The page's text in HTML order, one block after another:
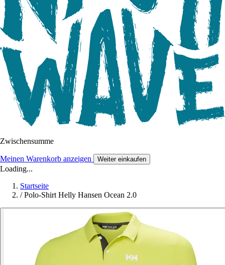
Zwischensumme
Meinen Warenkorb anzeigen Weiter einkaufen
Loading...
Startseite
/ Polo-Shirt Helly Hansen Ocean 2.0